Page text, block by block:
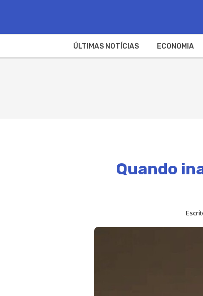
ÚLTIMAS NOTÍCIAS ECONOMIA
Quando